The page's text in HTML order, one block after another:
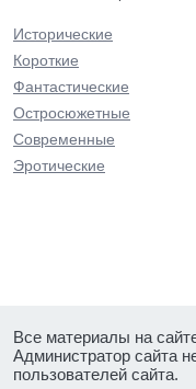
Исторические
Короткие
Фантастические
Остросюжетные
Современные
Эротические
Все материалы на
Администратор сайта
пользователей сайта.